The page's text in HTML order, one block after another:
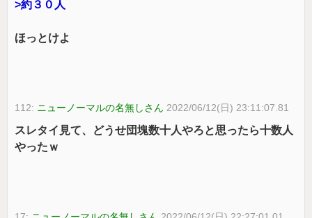
>約３０人
ほっとけよ
112: ニューノーマルの名無しさん 2022/06/12(日) 23:11:07.81
スレタイ見て、どうせ団塊数十人やろと思ったら十数人
やったｗ